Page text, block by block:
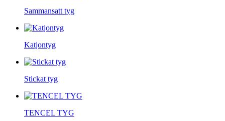
Sammansatt tyg
Katjontyg
Stickat tyg
TENCEL TYG